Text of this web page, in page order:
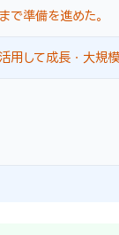
で準備を進めた。
用して成長・大規